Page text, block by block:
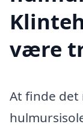
være
At finde